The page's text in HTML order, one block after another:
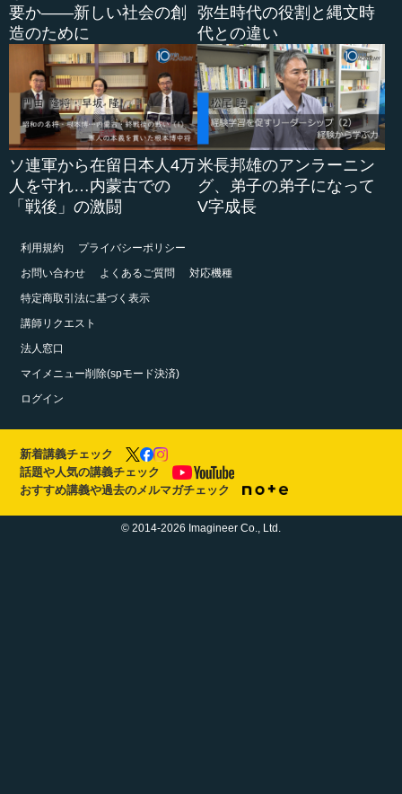
要か――新しい社会の創
造のために
弥生時代の役割と縄文時
代との違い
ソ連軍から在留日本人4万
人を守れ…内蒙古での
「戦後」の激闘
米長邦雄のアンラーニン
グ、弟子の弟子になって
V字成長
利用規約
プライバシーポリシー
お問い合わせ
よくあるご質問
対応機種
特定商取引法に基づく表示
講師リクエスト
法人窓口
マイメニュー削除(spモード決済)
ログイン
新着講義チェック
話題や人気の講義チェック
おすすめ講義や過去のメルマガチェック
© 2014-2026 Imagineer Co., Ltd.